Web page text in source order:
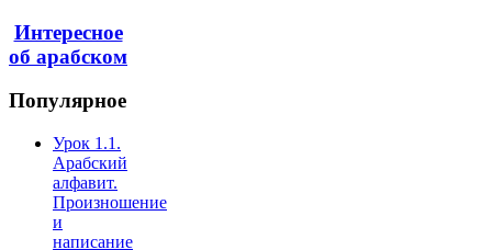
Интересное
об арабском
Популярное
Урок 1.1.
Арабский
алфавит.
Произношение
и
написание